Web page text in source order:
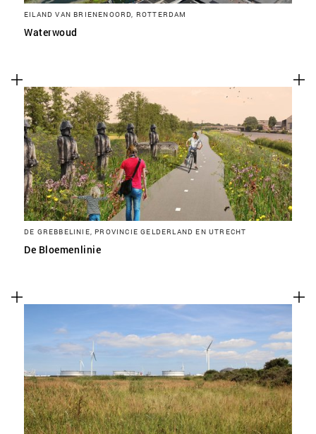
EILAND VAN BRIENENOORD, ROTTERDAM
Waterwoud
DE GREBBELINIE, PROVINCIE GELDERLAND EN UTRECHT
De Bloemenlinie